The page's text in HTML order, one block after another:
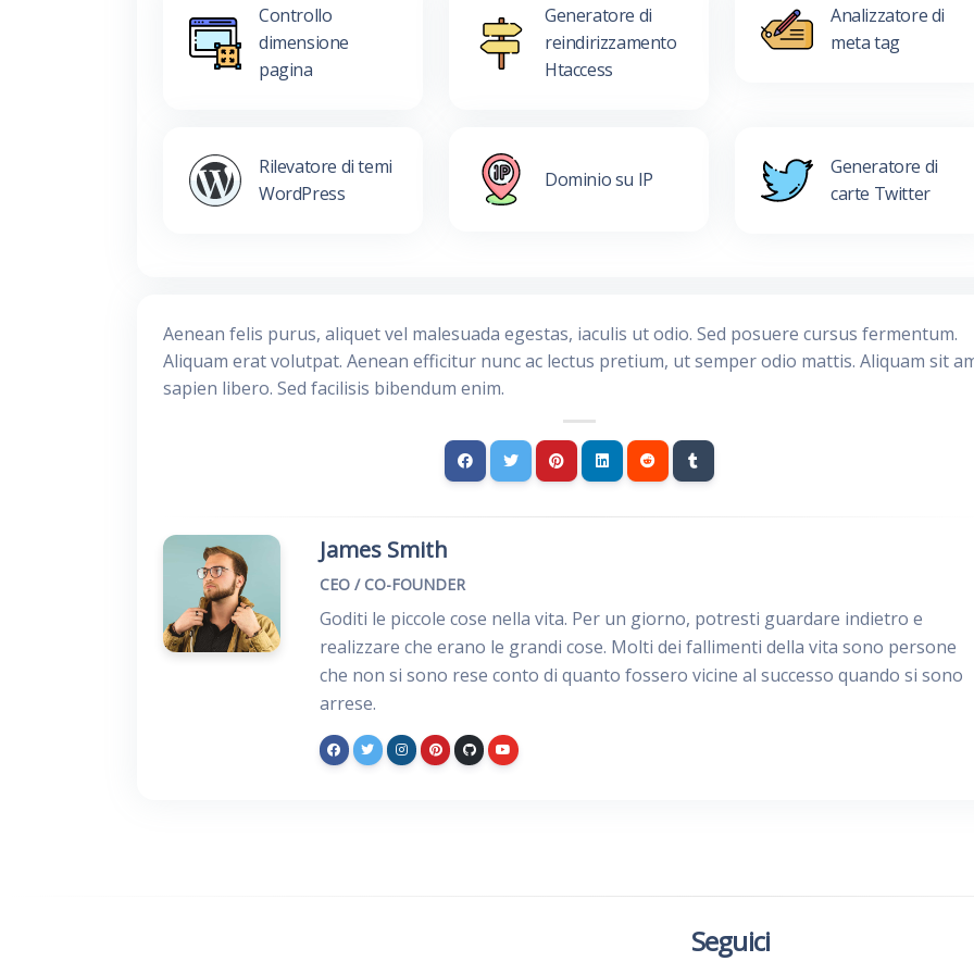
Controllo
dimensione
pagina
Generatore di
reindirizzamento
Htaccess
Analizzatore di
meta tag
Rilevatore di temi
WordPress
Dominio su IP
Generatore di
carte Twitter
Aenean felis purus, aliquet vel malesuada egestas, iaculis ut odio. Sed posuere cursus fermentum.
Aliquam erat volutpat. Aenean efficitur nunc ac lectus pretium, ut semper odio mattis. Aliquam sit
sapien libero. Sed facilisis bibendum enim.
James Smith
CEO / CO-FOUNDER
Goditi le piccole cose nella vita. Per un giorno, potresti guardare indietro e
realizzare che erano le grandi cose. Molti dei fallimenti della vita sono persone
che non si sono rese conto di quanto fossero vicine al successo quando si sono
arrese.
Seguici